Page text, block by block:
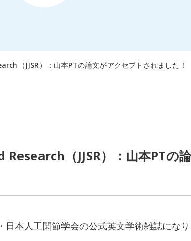
（JJSR）：山本PTの論文がアクセプトされました！
（JJSR）：山本PTの
本人工関節学会の公式英文学術雑誌になり